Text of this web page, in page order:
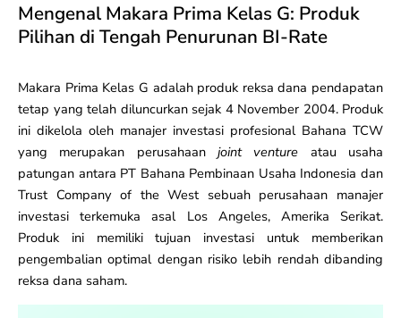
Mengenal Makara Prima Kelas G: Produk
Pilihan di Tengah Penurunan BI-Rate
Makara Prima Kelas G adalah produk reksa dana pendapatan
tetap yang telah diluncurkan sejak 4 November 2004. Produk
ini dikelola oleh manajer investasi profesional Bahana TCW
yang merupakan perusahaan joint venture atau usaha
patungan antara PT Bahana Pembinaan Usaha Indonesia dan
Trust Company of the West sebuah perusahaan manajer
investasi terkemuka asal Los Angeles, Amerika Serikat.
Produk ini memiliki tujuan investasi untuk memberikan
pengembalian optimal dengan risiko lebih rendah dibanding
reksa dana saham.